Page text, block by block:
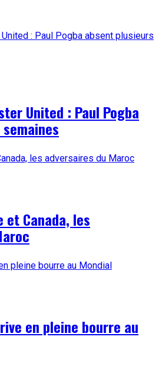
United : Paul Pogba
et Canada, les
en pleine bourre au